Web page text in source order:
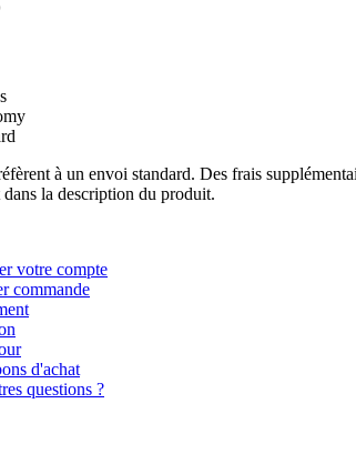
à un envoi standard. Des frais
la description du produit.
votre compte
commande
d'achat
questions ?